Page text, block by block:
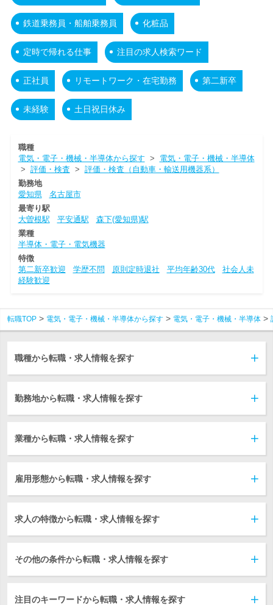
鉄道乗務員・船舶乗務員 化粧品
定時で帰れる仕事 注目の求人検索ワード
正社員 リモートワーク・在宅勤務 第二新卒
未経験 土日祝日休み
職種
電気・電子・機械・半導体から探す > 電気・電子・機械・半導体
> 評価・検査 > 評価・検査（自動車・輸送用機器系）
勤務地
愛知県
名古屋市
最寄り駅
大曽根駅
平安通駅
森下(愛知県)駅
業種
半導体・電子・電気機器
特徴
第二新卒歓迎
学歴不問 原則定時退社 平均年齢30代
社会人未
経験歓迎
転職TOP 電気・電子・機械・半導体から探す 電気・電子・機械・半導体
職種から転職・求人情報を探す
勤務地から転職・求人情報を探す
業種から転職・求人情報を探す
雇用形態から転職・求人情報を探す
求人の特徴から転職・求人情報を探す
その他の条件から転職・求人情報を探す
注目のキーワードから転職・求人情報を探す